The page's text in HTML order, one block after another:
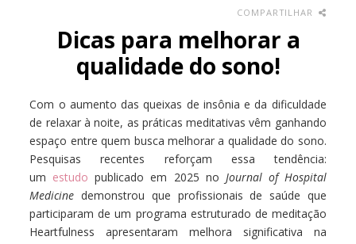
COMPARTILHAR
Dicas para melhorar a
qualidade do sono!
Com o aumento das queixas de insônia e da dificuldade
de relaxar à noite, as práticas meditativas vêm ganhando
espaço entre quem busca melhorar a qualidade do sono.
Pesquisas recentes reforçam essa tendência:
um estudo publicado em 2025 no Journal of Hospital
Medicine demonstrou que profissionais de saúde que
participaram de um programa estruturado de meditação
Heartfulness apresentaram melhora significativa na